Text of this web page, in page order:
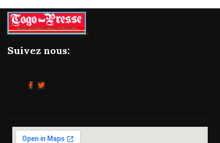
Suivez nous: